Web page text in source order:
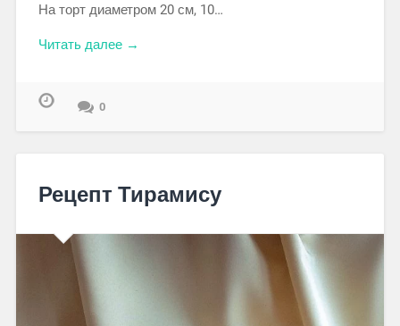
На торт диаметром 20 см, 10…
Читать далее →
0
Рецепт Тирамису